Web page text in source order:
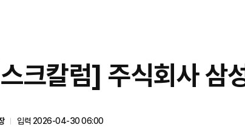
크칼럼] 주식회사 삼
입력 2026-04-30 06:00